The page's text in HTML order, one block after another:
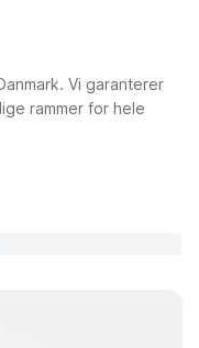
Vi garanterer
rammer for hele